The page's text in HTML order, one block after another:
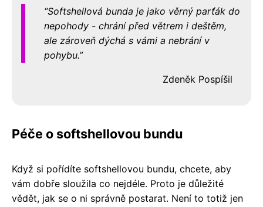
Softshellová bunda je jako věrný parťák do
nepohody - chrání před větrem i deštěm,
ale zároveň dýchá s vámi a nebrání v
pohybu.
Zdeněk Pospíšil
Péče o softshellovou bundu
Když si pořídíte softshellovou bundu, chcete, aby
vám dobře sloužila co nejdéle. Proto je důležité
vědět, jak se o ni správně postarat. Není to totiž jen